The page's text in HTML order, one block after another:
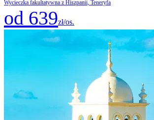
Wycieczka fakultatywna z Hiszpanii, Teneryfa
od 639zł/os.